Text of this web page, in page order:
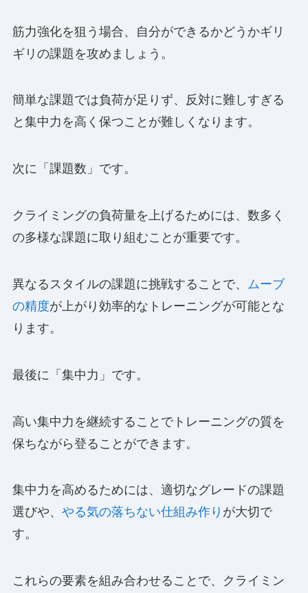
筋力強化を狙う場合、自分ができるかどうかギリ
ギリの課題を攻めましょう。
簡単な課題では負荷が足りず、反対に難しすぎる
と集中力を高く保つことが難しくなります。
次に「課題数」です。
クライミングの負荷量を上げるためには、数多く
の多様な課題に取り組むことが重要です。
異なるスタイルの課題に挑戦することで、 ムーブ
の精度が上がり効率的なトレーニングが可能とな
ります。
最後に「集中力」です。
高い集中力を継続することでトレーニングの質を
保ちながら登ることができます。
集中力を高めるためには、適切なグレードの課題
選びや、 やる気の落ちない仕組み作り が大切で
す。
これらの要素を組み合わせることで、クライミン